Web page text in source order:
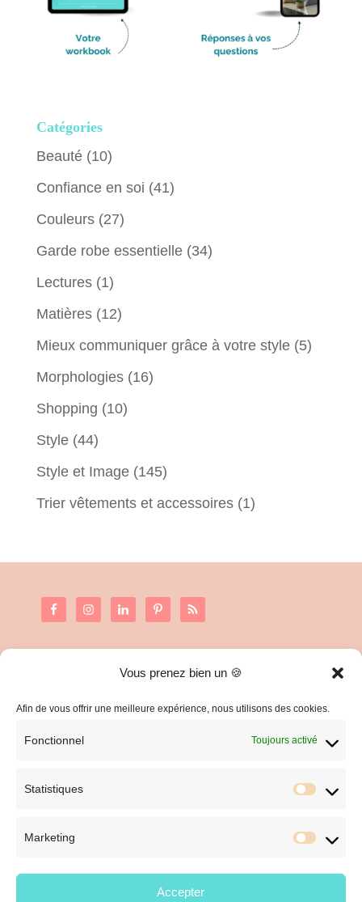
Vous prenez bien un 🍪
Afin de vous offrir une meilleure expérience, nous utilisons des cookies.
Fonctionnel Toujours activé
Statistiques
Marketing
Accepter
Catégories
Beauté(10)
Confiance en soi (41)
Couleurs(27)
Garde robe essentielle(34)
Lectures(1)
Matières(12)
Mieux communiquer grâce à votre style(5)
Morphologies(16)
Shopping (10)
Style(44)
Style et Image(145)
Trier vêtements et accessoires(1)
C.G.V. et Mentions Légales